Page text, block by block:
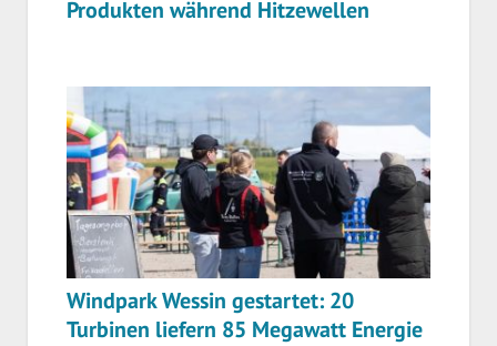
Produkten während Hitzewellen
Windpark Wessin gestartet: 20
Turbinen liefern 85 Megawatt Energie